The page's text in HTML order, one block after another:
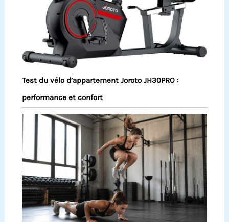
Test du vélo d’appartement Joroto JH30PRO :
performance et confort